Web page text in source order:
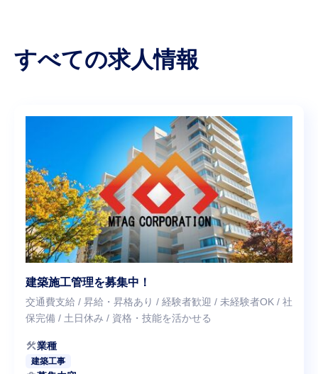
すべての求人情報
建築施工管理を募集中！
交通費支給 / 昇給・昇格あり / 経験者歓迎 / 未経験者OK / 社
保完備 / 土日休み / 資格・技能を活かせる
construction業種
建築工事